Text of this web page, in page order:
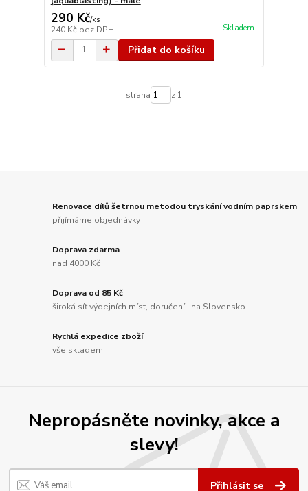
290 Kč/ks
240 Kč bez DPH Skladem
Přidat do košíku
strana z 1
Renovace dílů šetrnou metodou tryskání vodním paprskem
přijímáme objednávky
Doprava zdarma
nad 4000 Kč
Doprava od 85 Kč
široká síť výdejních míst, doručení i na Slovensko
Rychlá expedice zboží
vše skladem
Nepropásněte novinky, akce a
slevy!
Přihlásit se